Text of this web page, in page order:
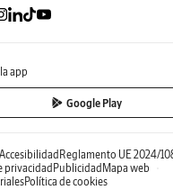
app
Google Play
Accesibilidad Reglamento UE 2024/
privacidad Publicidad Mapa web
Política de cookies